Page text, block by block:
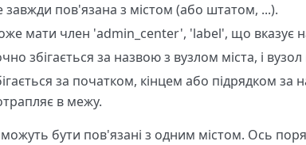
пов'язана з містом (або штатом, ...).
мати член 'admin_center', 'label', що вказує
збігається за назвою з вузлом міста, і
за початком, кінцем або підрядком за
в межу.
бути пов'язані з одним містом. Ось